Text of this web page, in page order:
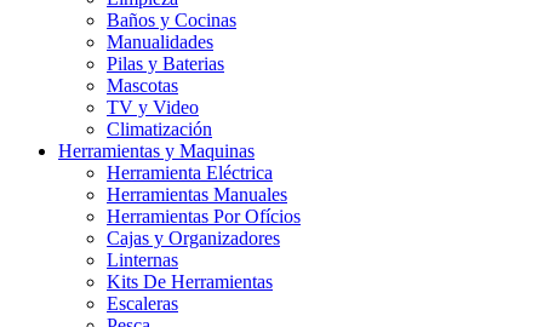
Baños y Cocinas
Manualidades
Pilas y Baterias
Mascotas
TV y Video
Climatización
Herramientas y Maquinas
Herramienta Eléctrica
Herramientas Manuales
Herramientas Por Ofícios
Cajas y Organizadores
Linternas
Kits De Herramientas
Escaleras